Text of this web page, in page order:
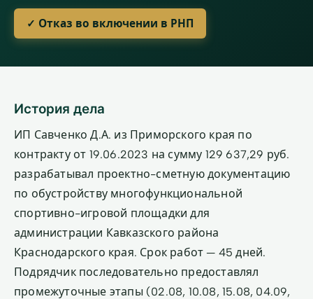
✓ Отказ во включении в РНП
История дела
ИП Савченко Д.А. из Приморского края по
контракту от 19.06.2023 на сумму 129 637,29 руб.
разрабатывал проектно-сметную документацию
по обустройству многофункциональной
спортивно-игровой площадки для
администрации Кавказского района
Краснодарского края. Срок работ — 45 дней.
Подрядчик последовательно предоставлял
промежуточные этапы (02.08, 10.08, 15.08, 04.09,